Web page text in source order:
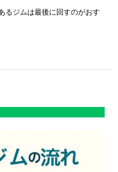
るジムは最後に回すのがおす